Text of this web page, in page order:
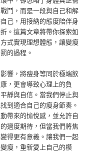
鬥，而是一段與自己和解
己，用接納的態度陪伴身
。這篇文章將帶你探索如
式實現理想體態，讓變瘦
的過程。
響，將瘦身等同於極端飲
，更會導致心理上的負
靜與自信。當我們停止與
到適合自己的瘦身節奏。
帶來的愉悅感，並允許自
過度期待，但當我們將焦
得更有意義。讓我們一起
瘦，重新愛上自己的模